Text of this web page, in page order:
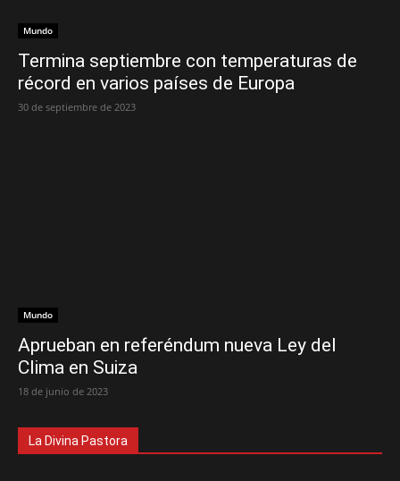
Mundo
Termina septiembre con temperaturas de
récord en varios países de Europa
30 de septiembre de 2023
Mundo
Aprueban en referéndum nueva Ley del
Clima en Suiza
18 de junio de 2023
La Divina Pastora